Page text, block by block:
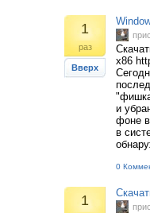
1
раз
Вверх
x86
и
фоне
в
0
1